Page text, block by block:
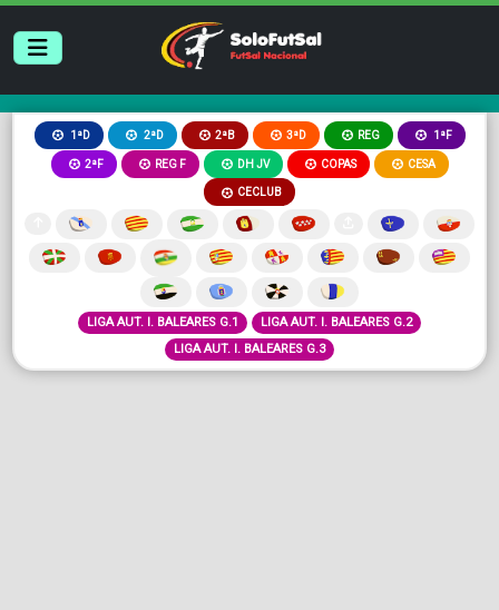
1ªD 2ªD 2ªB 3ªD REG 1ªF
2ªF REG F DH JV COPAS CESA
CECLUB
LIGA AUT. I. BALEARES G.1
LIGA AUT. I. BALEARES G.2
LIGA AUT. I. BALEARES G.3